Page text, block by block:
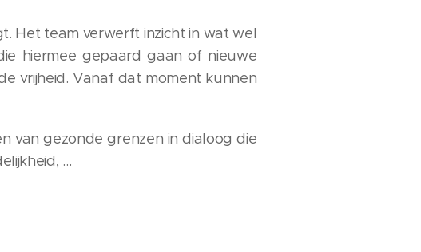
Het team verwerft inzicht in wat wel
hiermee gepaard gaan of nieuwe
vrijheid. Vanaf dat moment kunnen
van gezonde grenzen in dialoog die
...